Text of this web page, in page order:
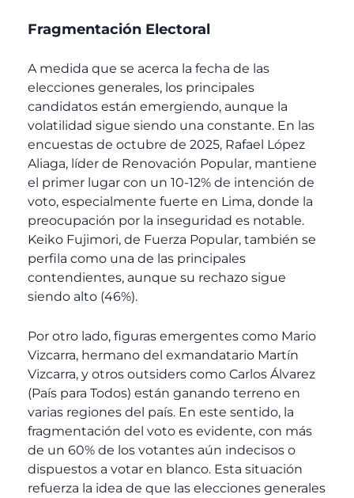
Fragmentación Electoral
A medida que se acerca la fecha de las
elecciones generales, los principales
candidatos están emergiendo, aunque la
volatilidad sigue siendo una constante. En las
encuestas de octubre de 2025, Rafael López
Aliaga, líder de Renovación Popular, mantiene
el primer lugar con un 10-12% de intención de
voto, especialmente fuerte en Lima, donde la
preocupación por la inseguridad es notable.
Keiko Fujimori, de Fuerza Popular, también se
perfila como una de las principales
contendientes, aunque su rechazo sigue
siendo alto (46%).
Por otro lado, figuras emergentes como Mario
Vizcarra, hermano del exmandatario Martín
Vizcarra, y otros outsiders como Carlos Álvarez
(País para Todos) están ganando terreno en
varias regiones del país. En este sentido, la
fragmentación del voto es evidente, con más
de un 60% de los votantes aún indecisos o
dispuestos a votar en blanco. Esta situación
refuerza la idea de que las elecciones generales